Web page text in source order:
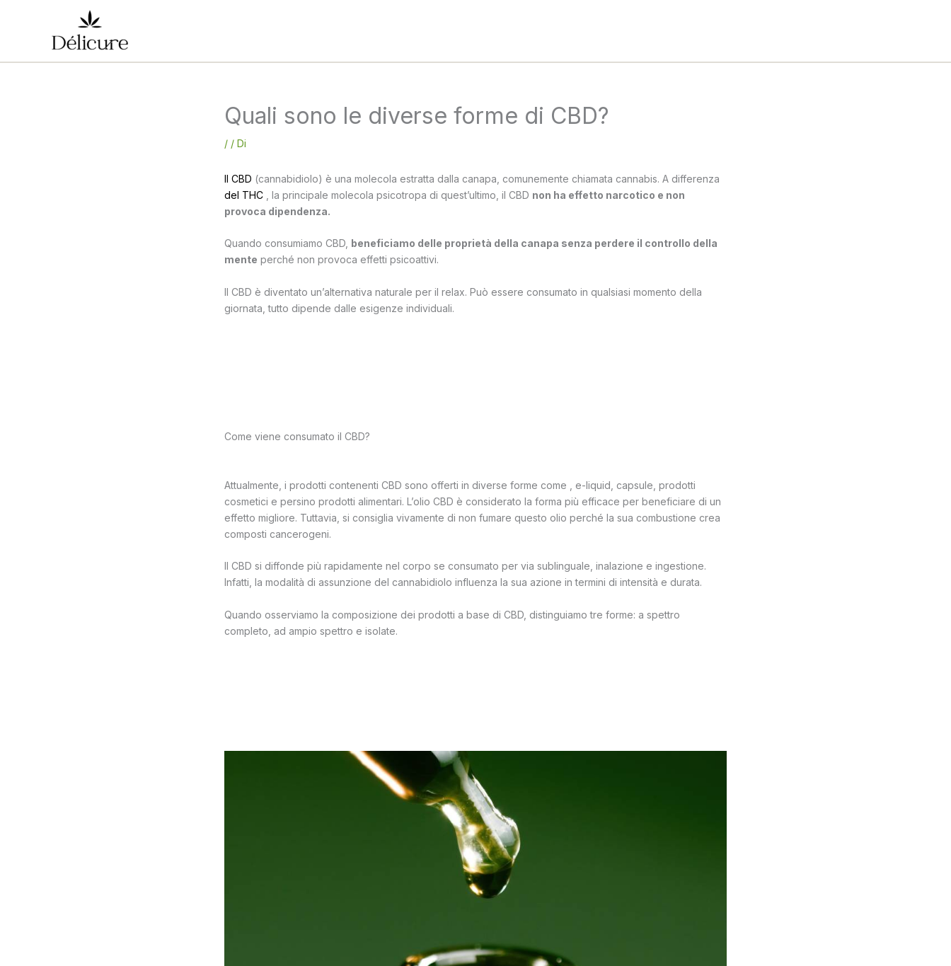
Quali sono le diverse forme di CBD?
/ / Di
Il CBD (cannabidiolo) è una molecola estratta dalla canapa, comunemente chiamata cannabis. A differenza
del THC , la principale molecola psicotropa di quest’ultimo, il CBD non ha effetto narcotico e non
provoca dipendenza.
Quando consumiamo CBD, beneficiamo delle proprietà della canapa senza perdere il controllo della
mente perché non provoca effetti psicoattivi.
Il CBD è diventato un’alternativa naturale per il relax. Può essere consumato in qualsiasi momento della
giornata, tutto dipende dalle esigenze individuali.
Come viene consumato il CBD?
Attualmente, i prodotti contenenti CBD sono offerti in diverse forme come , e-liquid, capsule, prodotti
cosmetici e persino prodotti alimentari. L’olio CBD è considerato la forma più efficace per beneficiare di un
effetto migliore. Tuttavia, si consiglia vivamente di non fumare questo olio perché la sua combustione crea
composti cancerogeni.
Il CBD si diffonde più rapidamente nel corpo se consumato per via sublinguale, inalazione e ingestione.
Infatti, la modalità di assunzione del cannabidiolo influenza la sua azione in termini di intensità e durata.
Quando osserviamo la composizione dei prodotti a base di CBD, distinguiamo tre forme: a spettro
completo, ad ampio spettro e isolate.